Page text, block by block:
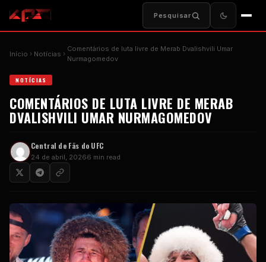
Pesquisar
Início Notícias
Comentários de luta livre de Merab Dvalishvili Umar
Nurmagomedov
NOTÍCIAS
COMENTÁRIOS DE LUTA LIVRE DE MERAB
DVALISHVILI UMAR NURMAGOMEDOV
Central de Fãs do UFC
24 de abril, 20266 min read